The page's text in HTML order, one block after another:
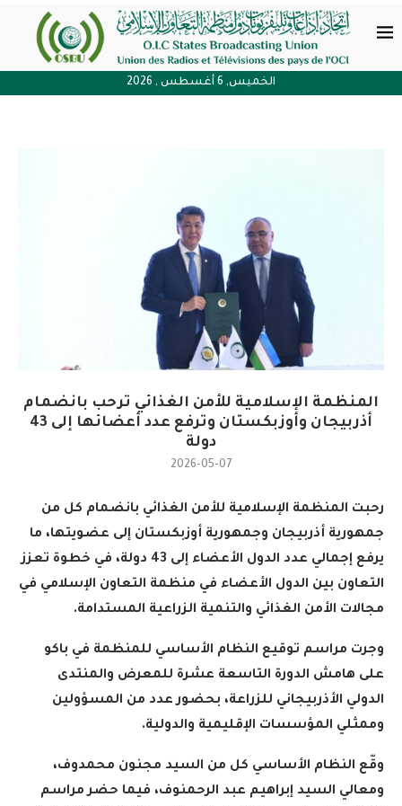
الخميس, 6 أغسطس , 2026
المنظمة الإسلامية للأمن الغذائي ترحب بانضمام
أذربيجان وأوزبكستان وترفع عدد أعضائها إلى 43
دولة
2026-05-07
رحبت المنظمة الإسلامية للأمن الغذائي بانضمام كل من
جمهورية أذربيجان وجمهورية أوزبكستان إلى عضويتها، ما
يرفع إجمالي عدد الدول الأعضاء إلى 43 دولة، في خطوة تعزز
التعاون بين الدول الأعضاء في منظمة التعاون الإسلامي في
مجالات الأمن الغذائي والتنمية الزراعية المستدامة.
وجرت مراسم توقيع النظام الأساسي للمنظمة في باكو
على هامش الدورة التاسعة عشرة للمعرض والمنتدى
الدولي الأذربيجاني للزراعة، بحضور عدد من المسؤولين
وممثلي المؤسسات الإقليمية والدولية.
وقّع النظام الأساسي كل من السيد مجنون محمدوف،
ومعالي السيد إبراهيم عبد الرحمنوف، فيما حضر مراسم